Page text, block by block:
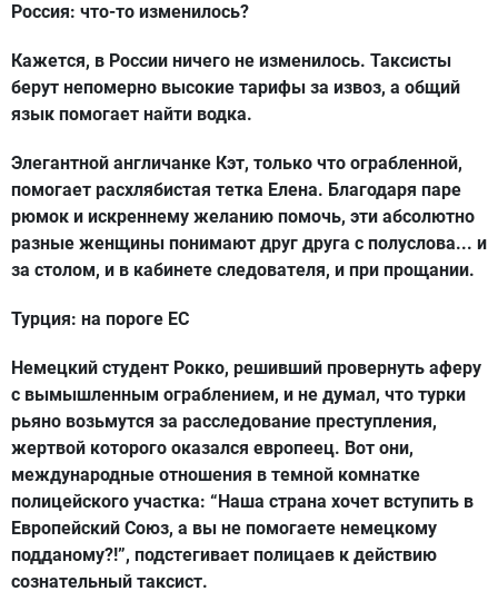
Россия: что-то изменилось?
Кажется, в России ничего не изменилось. Таксисты
берут непомерно высокие тарифы за извоз, а общий
язык помогает найти водка.
Элегантной англичанке Кэт, только что ограбленной,
помогает расхлябистая тетка Елена. Благодаря паре
рюмок и искреннему желанию помочь, эти абсолютно
разные женщины понимают друг друга с полуслова... и
за столом, и в кабинете следователя, и при прощании.
Турция: на пороге ЕС
Немецкий студент Рокко, решивший провернуть аферу
с вымышленным ограблением, и не думал, что турки
рьяно возьмутся за расследование преступления,
жертвой которого оказался европеец. Вот они,
международные отношения в темной комнатке
полицейского участка: “Наша страна хочет вступить в
Европейский Союз, а вы не помогаете немецкому
подданому?!”, подстегивает полицаев к действию
сознательный таксист.